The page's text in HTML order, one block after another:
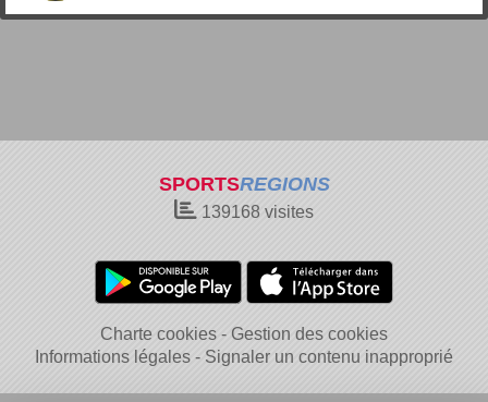
SPORTSREGIONS
139168 visites
Charte cookies
Gestion des cookies
Informations légales
Signaler un contenu inapproprié